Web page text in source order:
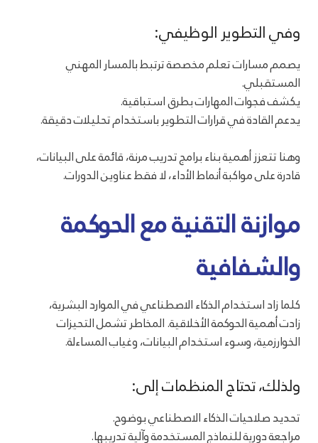
وفي التطوير الوظيفي:
يصمم مسارات تعلم مخصصة ترتبط بالمسار المهني
المستقبلي.
يكشف فجوات المهارات بطرق استباقية.
يدعم القادة في قرارات التطوير باستخدام تحليلات دقيقة.
وهنا تتعزز أهمية بناء برامج تدريب مرنة، قائمة على البيانات،
قادرة على مواكبة أنماط الأداء، لا فقط عناوين الدورات.
موازنة التقنية مع الحوكمة
والشفافية
كلما زاد استخدام الذكاء الاصطناعي في الموارد البشرية،
زادت أهمية الحوكمة الأخلاقية. المخاطر تشمل التحيزات
الخوارزمية، وسوء استخدام البيانات، وغياب المساءلة.
ولذلك، تحتاج المنظمات إلى:
تحديد صلاحيات الذكاء الاصطناعي بوضوح.
مراجعة دورية للنماذج المستخدمة وآلية تدريبها.